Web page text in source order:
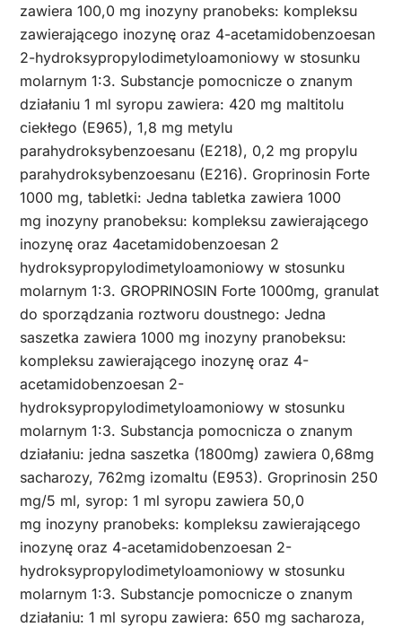
zawiera 100,0 mg inozyny pranobeks: kompleksu
zawierającego inozynę oraz 4-acetamidobenzoesan
2-hydroksypropylodimetyloamoniowy w stosunku
molarnym 1:3. Substancje pomocnicze o znanym
działaniu 1 ml syropu zawiera: 420 mg maltitolu
ciekłego (E965), 1,8 mg metylu
parahydroksybenzoesanu (E218), 0,2 mg propylu
parahydroksybenzoesanu (E216). Groprinosin Forte
1000 mg, tabletki: Jedna tabletka zawiera 1000
mg inozyny pranobeksu: kompleksu zawierającego
inozynę oraz 4acetamidobenzoesan 2
hydroksypropylodimetyloamoniowy w stosunku
molarnym 1:3. GROPRINOSIN Forte 1000mg, granulat
do sporządzania roztworu doustnego: Jedna
saszetka zawiera 1000 mg inozyny pranobeksu:
kompleksu zawierającego inozynę oraz 4-
acetamidobenzoesan 2-
hydroksypropylodimetyloamoniowy w stosunku
molarnym 1:3. Substancja pomocnicza o znanym
działaniu: jedna saszetka (1800mg) zawiera 0,68mg
sacharozy, 762mg izomaltu (E953). Groprinosin 250
mg/5 ml, syrop: 1 ml syropu zawiera 50,0
mg inozyny pranobeks: kompleksu zawierającego
inozynę oraz 4-acetamidobenzoesan 2-
hydroksypropylodimetyloamoniowy w stosunku
molarnym 1:3. Substancje pomocnicze o znanym
działaniu: 1 ml syropu zawiera: 650 mg sacharoza,